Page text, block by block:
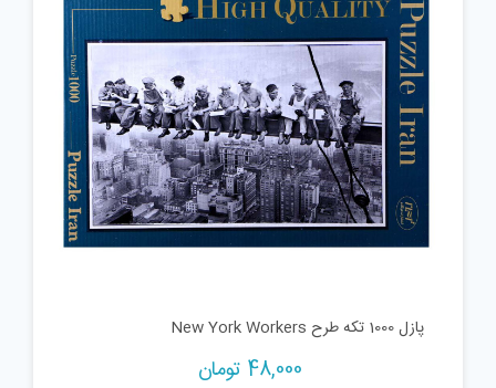
پازل 1000 تکه طرح New York Workers
48,000 تومان